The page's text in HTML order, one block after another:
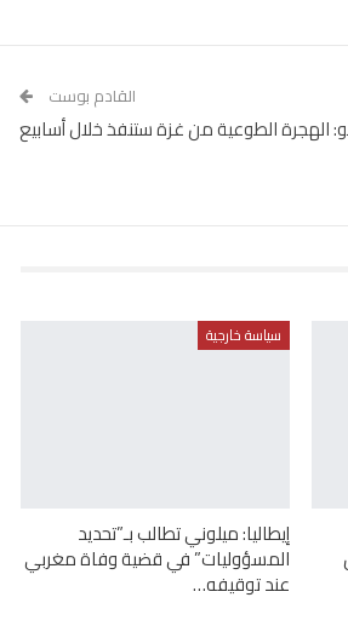
القادم بوست
الهجرة الطوعية من غزة ستنفذ خلال أسابيع
سياسة خارجية
إيطاليا: ميلوني تطالب بـ”تحديد
المسؤوليات” في قضية وفاة مغربي
عند توقيفه…